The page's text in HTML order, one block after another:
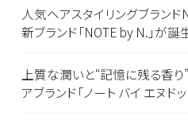
人気ヘアスタイリングブランド
新ブランド「NOTE by N.」が誕
上質な潤いと“記憶に残る香
アブランド「ノート バイ エヌド